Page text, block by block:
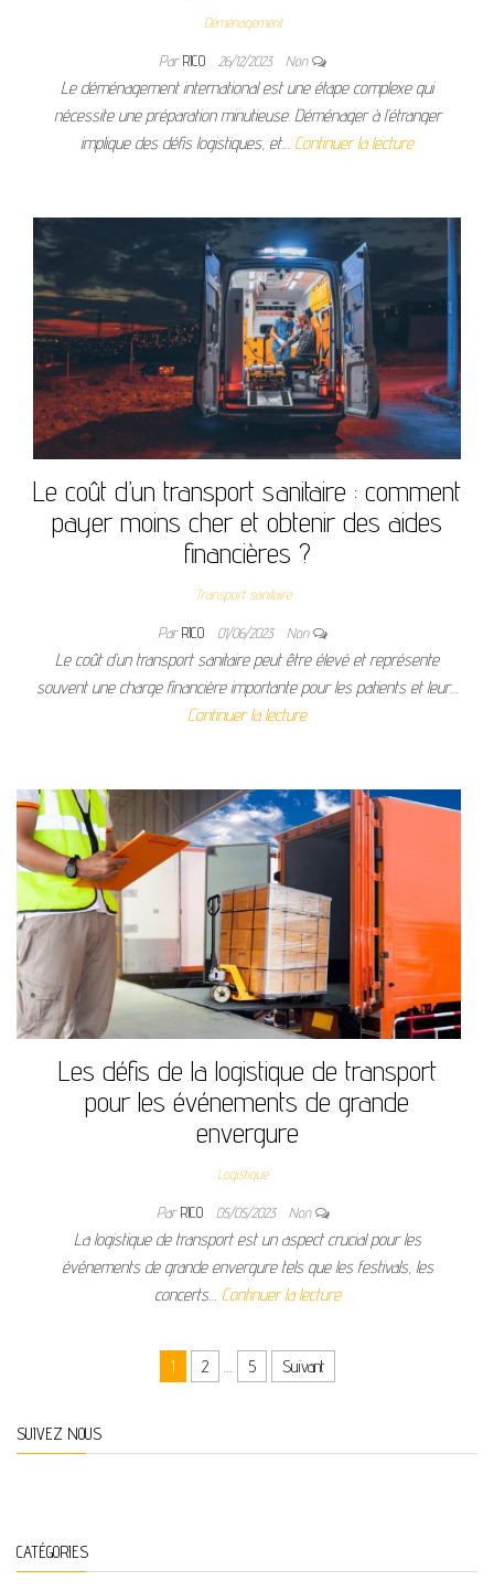
Déménagement
ParRICO 26/12/2023 Non
Le déménagement international est une étape complexe qui
nécessite une préparation minutieuse. Déménager à l’étranger
implique des défis logistiques, et… Continuer la lecture
Le coût d’un transport sanitaire : comment
payer moins cher et obtenir des aides
financières ?
Transport sanitaire
ParRICO 01/06/2023 Non
Le coût d’un transport sanitaire peut être élevé et représente
souvent une charge financière importante pour les patients et leur…
Continuer la lecture
Les défis de la logistique de transport
pour les événements de grande
envergure
Logistique
ParRICO 05/05/2023 Non
La logistique de transport est un aspect crucial pour les
événements de grande envergure tels que les festivals, les
concerts… Continuer la lecture
Pagination des publications
1 2 … 5 Suivant
SUIVEZ NOUS
CATÉGORIES